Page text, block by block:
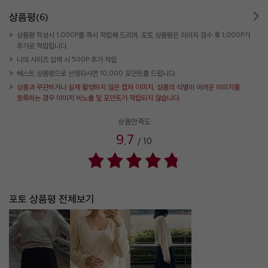
상품평(6)
상품평 작성시 1,000P를 즉시 적립해 드리며, 포토 상품평은 이미지 검수 후 1,000P가
추가로 적립됩니다.
나의 사이즈 입력 시 500P 추가 적립
베스트 상품평으로 선정되시면 10,000 포인트를 드립니다.
상품과 무관하거나 실제 촬영하지 않은 캡쳐 이미지, 상품의 식별이 어려운 이미지를
등록하는 경우 이미지 비노출 및 포인트가 적립되지 않습니다.
상품만족도
9.7 / 10
포토 상품평 전체보기